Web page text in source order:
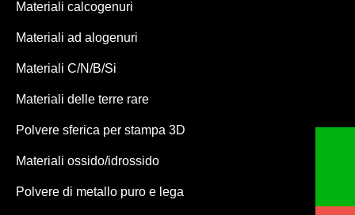
Materiali calcogenuri
Materiali ad alogenuri
Materiali C/N/B/Si
Materiali delle terre rare
Polvere sferica per stampa 3D
Materiali ossido/idrossido
Polvere di metallo puro e lega